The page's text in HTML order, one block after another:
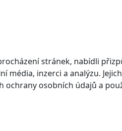
stránek, nabídli
média, inzerci a analýzu.
ochrany osobních údajů a